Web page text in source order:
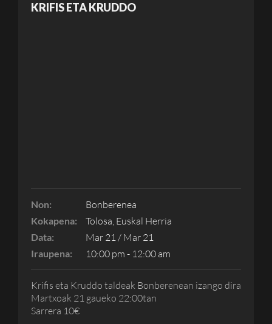
KRIFIS ETA KRUDDO
Non: Bonberenea
Kokapena: Tolosa, Euskal Herria
Data: Mar 21 / Mar 21
Iraupena: 10:00 pm - 12:00 am
Krifis eta Kruddo taldeak Bonberenean izango dira
Martxoak 21 gaueko 22:00tan
Sarrera 10€